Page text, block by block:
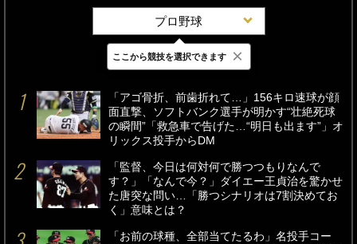
プロ野球
最新 24時間 週間
「アゴ骨折、前歯折れて…」156キロ速球が顔
面直撃、ソフトバンク選手が明かす“壮絶死球
の瞬間”「救急車で告げた…“明日も出ます”」オ
リックス投手からDM
「監督、今日は何対何で勝つつもりなんで
す？」「なんで今？」ダイエー王貞治を驚かせ
た唐突な問い…「勝つシナリオは7割決めてお
く」意味とは？
「お前の球種、全部当てたるわ」名投手コー
ここから競技を選択できます ×